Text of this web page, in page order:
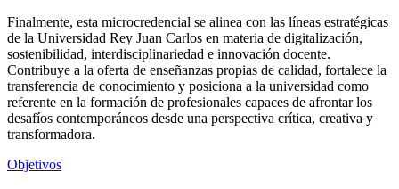
Finalmente, esta microcredencial se alinea con las líneas estratégicas
de la Universidad Rey Juan Carlos en materia de digitalización,
sostenibilidad, interdisciplinariedad e innovación docente.
Contribuye a la oferta de enseñanzas propias de calidad, fortalece la
transferencia de conocimiento y posiciona a la universidad como
referente en la formación de profesionales capaces de afrontar los
desafíos contemporáneos desde una perspectiva crítica, creativa y
transformadora.
Objetivos